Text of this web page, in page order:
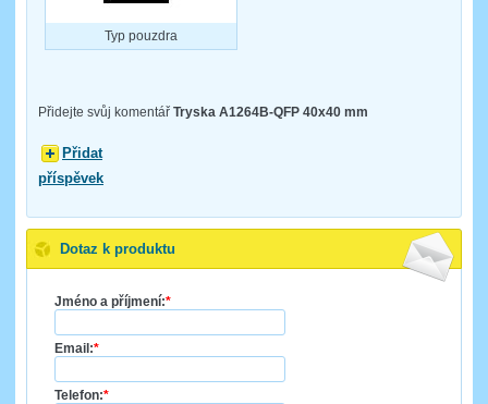
Typ pouzdra
Přidejte svůj komentář Tryska A1264B-QFP 40x40 mm
Přidat
příspěvek
Dotaz k produktu
Jméno a příjmení:*
Email:*
Telefon:*